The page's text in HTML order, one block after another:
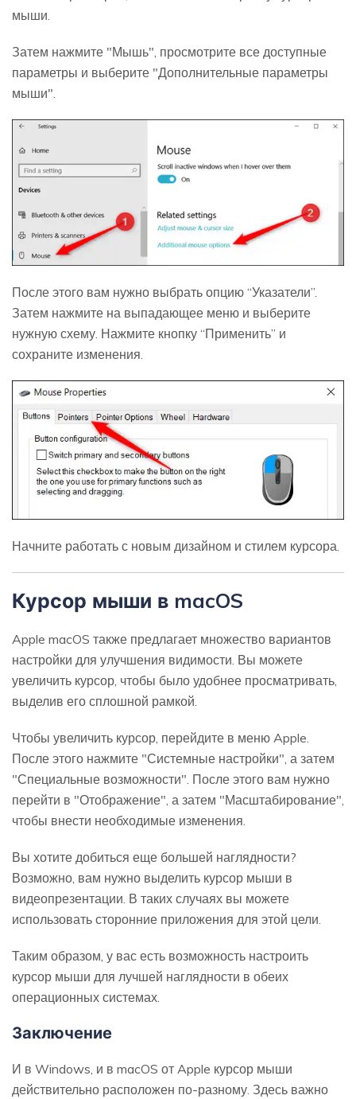
мыши.
Затем нажмите "Мышь", просмотрите все доступные
параметры и выберите "Дополнительные параметры
мыши".
После этого вам нужно выбрать опцию “Указатели”.
Затем нажмите на выпадающее меню и выберите
нужную схему. Нажмите кнопку “Применить” и
сохраните изменения.
Начните работать с новым дизайном и стилем курсора.
Курсор мыши в macOS
Apple macOS также предлагает множество вариантов
настройки для улучшения видимости. Вы можете
увеличить курсор, чтобы было удобнее просматривать,
выделив его сплошной рамкой.
Чтобы увеличить курсор, перейдите в меню Apple.
После этого нажмите "Системные настройки", а затем
"Специальные возможности". После этого вам нужно
перейти в "Отображение", а затем "Масштабирование",
чтобы внести необходимые изменения.
Вы хотите добиться еще большей наглядности?
Возможно, вам нужно выделить курсор мыши в
видеопрезентации. В таких случаях вы можете
использовать сторонние приложения для этой цели.
Таким образом, у вас есть возможность настроить
курсор мыши для лучшей наглядности в обеих
операционных системах.
Заключение
И в Windows, и в macOS от Apple курсор мыши
действительно расположен по-разному. Здесь важно